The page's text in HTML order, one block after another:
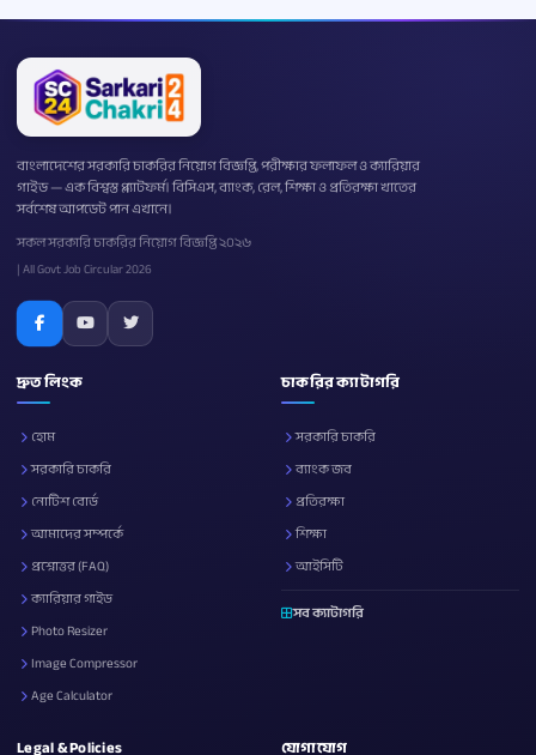
বাংলাদেশের সরকারি চাকরির নিয়োগ বিজ্ঞপ্তি, পরীক্ষার ফলাফল ও ক্যারিয়ার
গাইড — এক বিশ্বস্ত প্ল্যাটফর্ম। বিসিএস, ব্যাংক, রেল, শিক্ষা ও প্রতিরক্ষা খাতের
সর্বশেষ আপডেট পান এখানে।
সকল সরকারি চাকরির নিয়োগ বিজ্ঞপ্তি ২০২৬
| All Govt Job Circular 2026
দ্রুত লিংক
হোম
সরকারি চাকরি
নোটিশ বোর্ড
আমাদের সম্পর্কে
প্রশ্নোত্তর (FAQ)
ক্যারিয়ার গাইড
Photo Resizer
Image Compressor
Age Calculator
চাকরির ক্যাটাগরি
সরকারি চাকরি
ব্যাংক জব
প্রতিরক্ষা
শিক্ষা
আইসিটি
সব ক্যাটাগরি
Legal & Policies যোগাযোগ